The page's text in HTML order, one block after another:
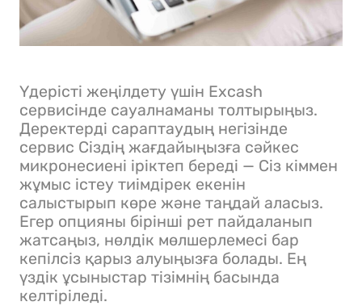
Үдерісті жеңілдету үшін Excash
сервисінде сауалнаманы толтырыңыз.
Деректерді сараптаудың негізінде
сервис Сіздің жағдайыңызға сәйкес
микронесиені іріктеп береді — Сіз кіммен
жұмыс істеу тиімдірек екенін
салыстырып көре және таңдай аласыз.
Егер опцияны бірінші рет пайдаланып
жатсаңыз, нөлдік мөлшерлемесі бар
кепілсіз қарыз алуыңызға болады. Ең
үздік ұсыныстар тізімнің басында
келтіріледі.